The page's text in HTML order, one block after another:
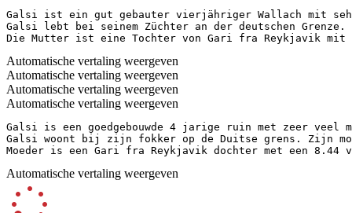
Galsi ist ein gut gebauter vierjähriger Wallach mit
Galsi lebt bei seinem Züchter an der deutschen
Die Mutter ist eine Tochter von Gari fra Reykjavik mit
Automatische vertaling weergeven
Automatische vertaling weergeven
Automatische vertaling weergeven
Automatische vertaling weergeven
Galsi is een goedgebouwde 4 jarige ruin met zeer veel
Galsi woont bij zijn fokker op de Duitse grens. Zijn
Moeder is een Gari fra Reykjavik dochter met een 8.44
Automatische vertaling weergeven